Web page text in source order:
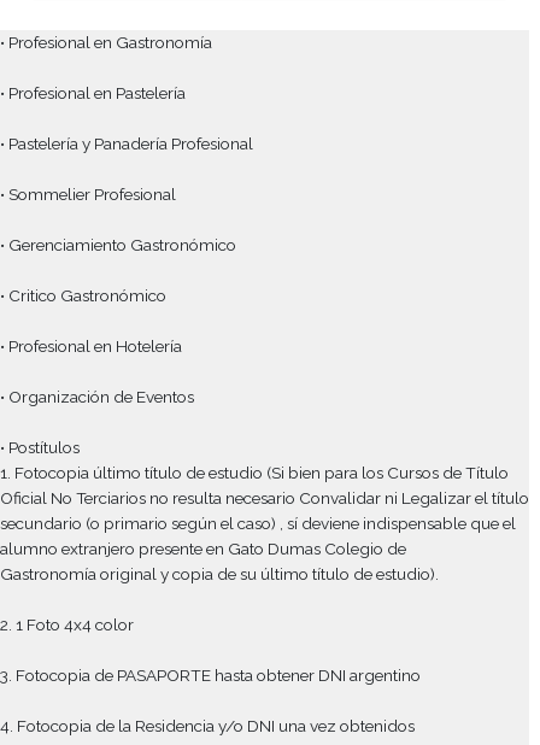
Tramitación de Residencias y DNI – Dir. Nacional de
• Pastelería y Panadería Profesional
• Sommelier Profesional
• Gerenciamiento Gastronómico
• Profesional en Hotelería
• Organización de Eventos
1. Fotocopia último título de estudio (Si bien para los Cursos
secundario (o primario según el caso) , sí deviene